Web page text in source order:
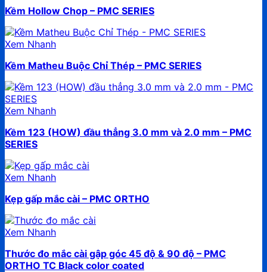
Kềm Hollow Chop – PMC SERIES
Xem Nhanh
Kềm Matheu Buộc Chỉ Thép – PMC SERIES
Xem Nhanh
Kềm 123 (HOW) đầu thẳng 3.0 mm và 2.0 mm – PMC
SERIES
Xem Nhanh
Kẹp gấp mắc cài – PMC ORTHO
Xem Nhanh
Thước đo mắc cài gập góc 45 độ & 90 độ – PMC
ORTHO TC Black color coated